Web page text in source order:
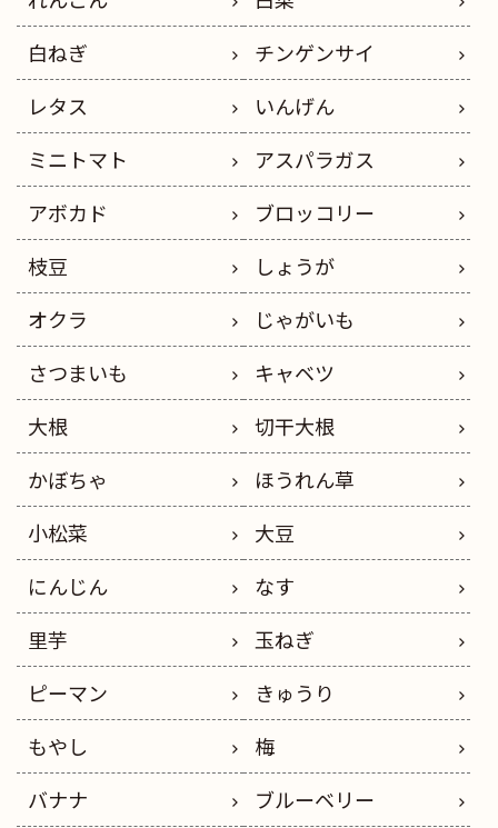
白ねぎ
チンゲンサイ
レタス
いんげん
ミニトマト
アスパラガス
アボカド
ブロッコリー
枝豆
しょうが
オクラ
じゃがいも
さつまいも
キャベツ
大根
切干大根
かぼちゃ
ほうれん草
小松菜
大豆
にんじん
なす
里芋
玉ねぎ
ピーマン
きゅうり
もやし
梅
バナナ
ブルーベリー